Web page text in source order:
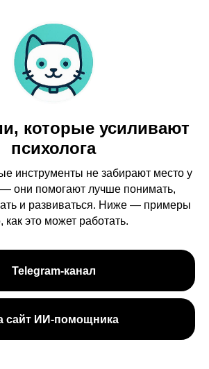
которые усиливают
психолога
инструменты не забирают место у
они помогают лучше понимать,
и развиваться. Ниже — примеры
как это может работать.
Telegram-канал
сайт ИИ-помощника